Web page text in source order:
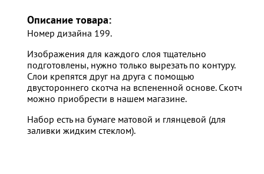
Описание товара:
Номер дизайна 199.
Изображения для каждого слоя тщательно
подготовлены, нужно только вырезать по контуру.
Слои крепятся друг на друга с помощью
двустороннего скотча на вспененной основе. Скотч
можно приобрести в нашем магазине.
Набор есть на бумаге матовой и глянцевой (для
заливки жидким стеклом).